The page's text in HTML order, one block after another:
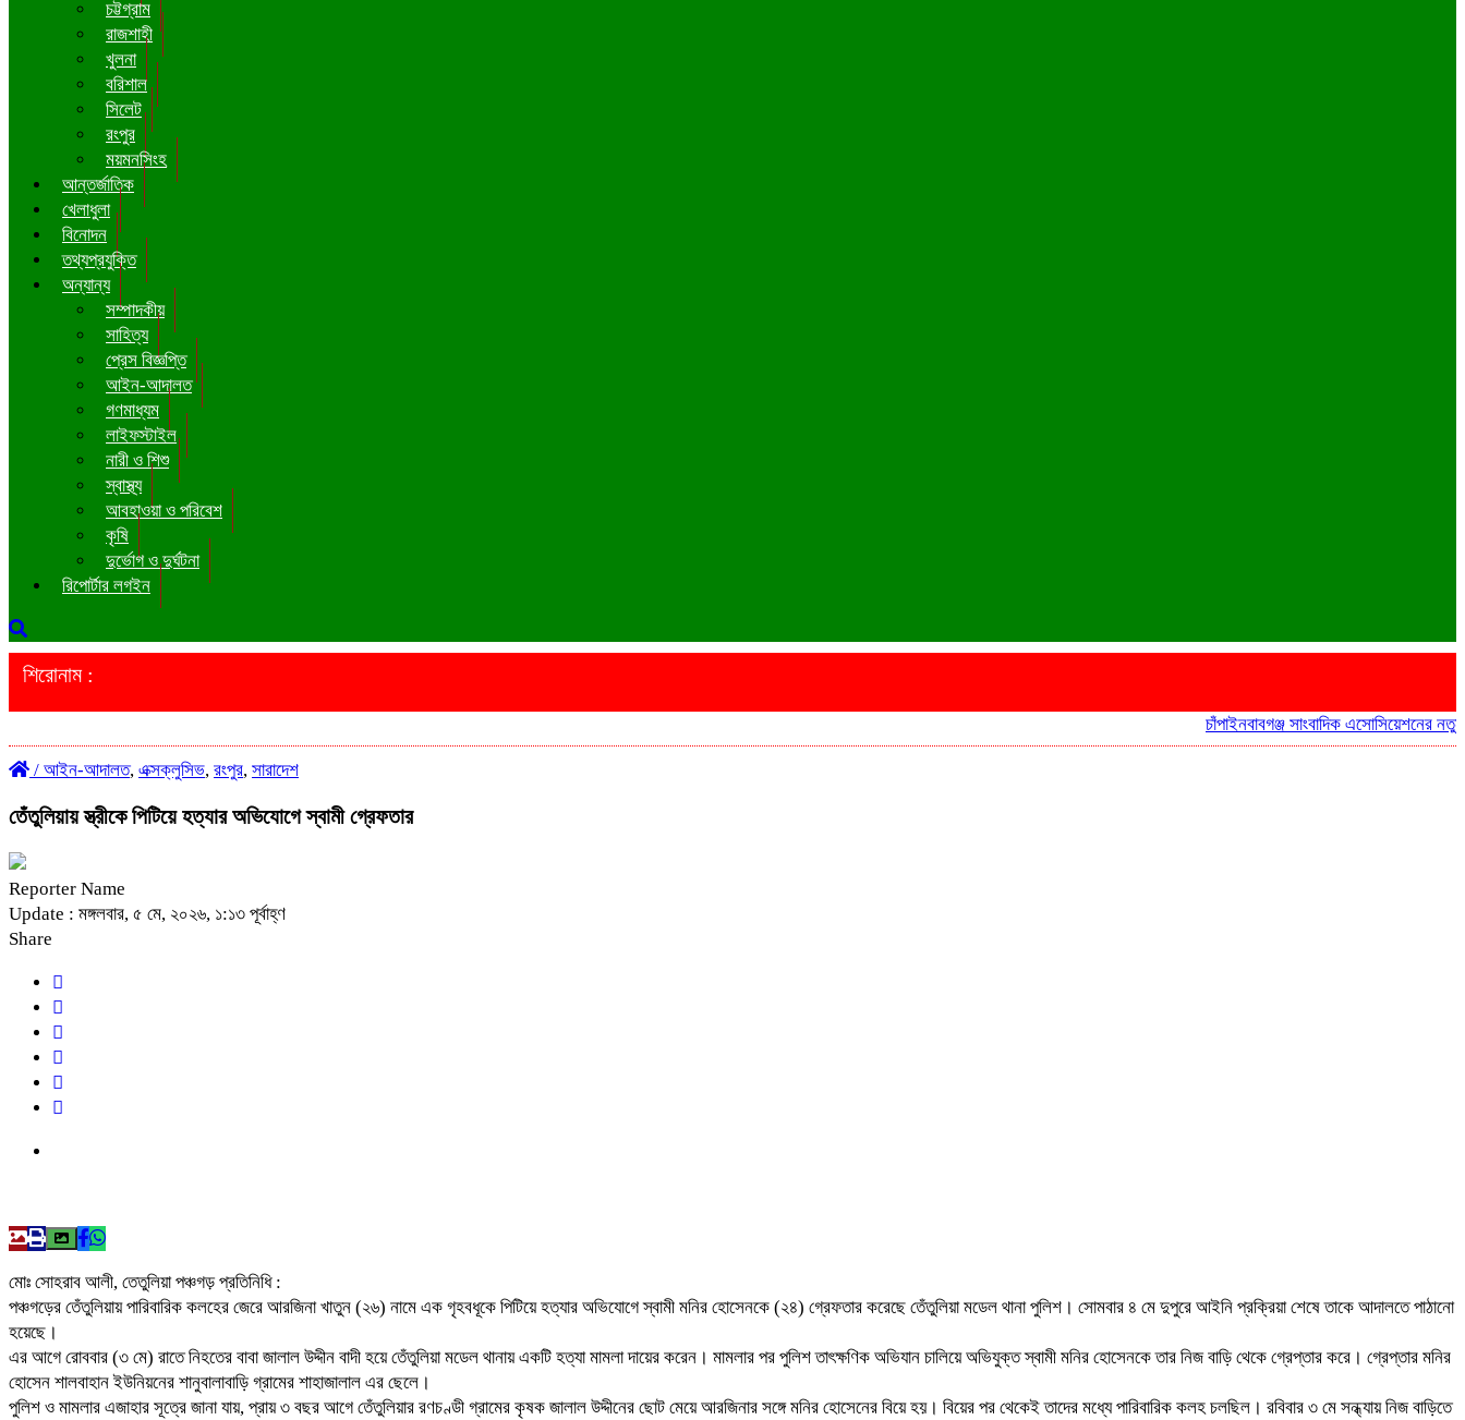
চট্টগ্রাম
রাজশাহী
খুলনা
বরিশাল
সিলেট
রংপুর
ময়মনসিংহ
আন্তর্জাতিক
খেলাধুলা
বিনোদন
তথ্যপ্রযুক্তি
অন্যান্য
সম্পাদকীয়
সাহিত্য
প্রেস বিজ্ঞপ্তি
আইন-আদালত
গণমাধ্যম
লাইফস্টাইল
নারী ও শিশু
স্বাস্থ্য
আবহাওয়া ও পরিবেশ
কৃষি
দুর্ভোগ ও দুর্ঘটনা
রিপোর্টার লগইন
শিরোনাম :
চাঁপাইনবাবগঞ্জ সাংবাদিক এসোসিয়েশনের নতুন
/ আইন-আদালত, এক্সক্লুসিভ, রংপুর, সারাদেশ
তেঁতুলিয়ায় স্ত্রীকে পিটিয়ে হত্যার অভিযোগে স্বামী গ্রেফতার
Reporter Name
Update : মঙ্গলবার, ৫ মে, ২০২৬, ১:১৩ পূর্বাহ্ণ
Share
মোঃ সোহরাব আলী, তেতুলিয়া পঞ্চগড় প্রতিনিধি :
পঞ্চগড়ের তেঁতুলিয়ায় পারিবারিক কলহের জেরে আরজিনা খাতুন (২৬) নামে এক গৃহবধূকে পিটিয়ে হত্যার অভিযোগে স্বামী মনির হোসেনকে (২৪) গ্রেফতার করেছে তেঁতুলিয়া মডেল থানা পুলিশ। সোমবার ৪ মে দুপুরে আইনি প্রক্রিয়া শেষে তাকে আদালতে পাঠানো
হয়েছে।
এর আগে রোববার (৩ মে) রাতে নিহতের বাবা জালাল উদ্দীন বাদী হয়ে তেঁতুলিয়া মডেল থানায় একটি হত্যা মামলা দায়ের করেন। মামলার পর পুলিশ তাৎক্ষণিক অভিযান চালিয়ে অভিযুক্ত স্বামী মনির হোসেনকে তার নিজ বাড়ি থেকে গ্রেপ্তার করে। গ্রেপ্তার মনির
হোসেন শালবাহান ইউনিয়নের শানুবালাবাড়ি গ্রামের শাহাজালাল এর ছেলে।
পুলিশ ও মামলার এজাহার সূত্রে জানা যায়, প্রায় ৩ বছর আগে তেঁতুলিয়ার রণচণ্ডী গ্রামের কৃষক জালাল উদ্দীনের ছোট মেয়ে আরজিনার সঙ্গে মনির হোসেনের বিয়ে হয়। বিয়ের পর থেকেই তাদের মধ্যে পারিবারিক কলহ চলছিল। রবিবার ৩ মে সন্ধ্যায় নিজ বাড়িতে